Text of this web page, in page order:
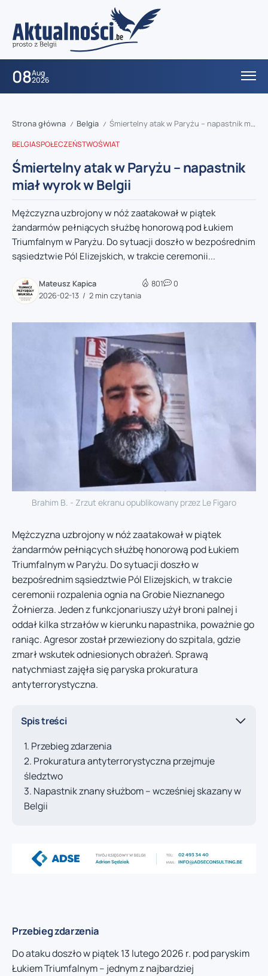
08Aug
2026
Strona główna / Belgia / Śmiertelny atak w Paryżu – napastnik miał wyrok w Belgii
BELGIASPOŁECZEŃSTWOŚWIAT
Śmiertelny atak w Paryżu – napastnik
miał wyrok w Belgii
Mężczyzna uzbrojony w nóż zaatakował w piątek
żandarmów pełniących służbę honorową pod Łukiem
Triumfalnym w Paryżu. Do sytuacji doszło w bezpośrednim
sąsiedztwie Pól Elizejskich, w trakcie ceremonii...
Mateusz Kapica
2026-02-13
2 min czytania
801 0
Brahim B. - Zrzut ekranu opublikowany przez Le Figaro
Mężczyzna uzbrojony w nóż zaatakował w piątek
żandarmów pełniących służbę honorową pod Łukiem
Triumfalnym w Paryżu. Do sytuacji doszło w
bezpośrednim sąsiedztwie Pól Elizejskich, w trakcie
ceremonii rozpalenia ognia na Grobie Nieznanego
Żołnierza. Jeden z funkcjonariuszy użył broni palnej i
oddał kilka strzałów w kierunku napastnika, poważnie go
raniąc. Agresor został przewieziony do szpitala, gdzie
zmarł wskutek odniesionych obrażeń. Sprawą
natychmiast zajęła się paryska prokuratura
antyterrorystyczna.
Spis treści
Przebieg zdarzenia
Prokuratura antyterrorystyczna przejmuje
śledztwo
Napastnik znany służbom – wcześniej skazany w
Belgii
Przebieg zdarzenia
Do ataku doszło w piątek 13 lutego 2026 r. pod paryskim
Łukiem Triumfalnym – jednym z najbardziej